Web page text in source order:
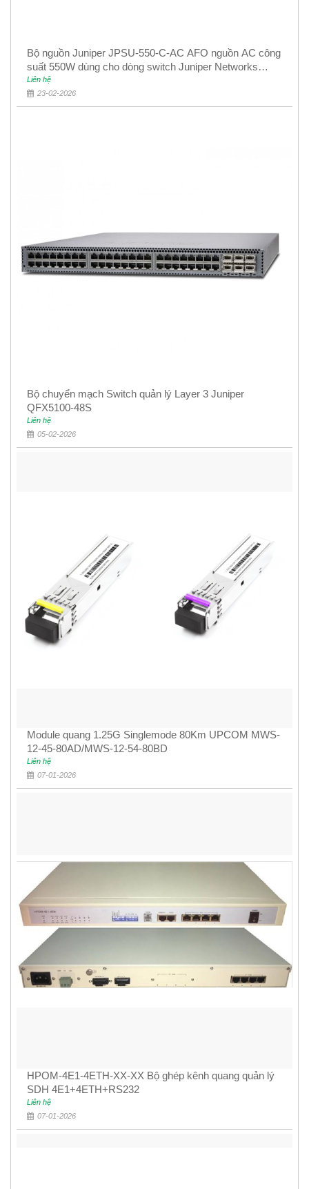
Bộ nguồn Juniper JPSU-550-C-AC AFO nguồn AC công
suất 550W dùng cho dòng switch Juniper Networks
EX4400
Liên hệ
23-02-2026
Bộ chuyển mạch Switch quản lý Layer 3 Juniper
QFX5100-48S
Liên hệ
05-02-2026
Module quang 1.25G Singlemode 80Km UPCOM MWS-
12-45-80AD/MWS-12-54-80BD
Liên hệ
07-01-2026
HPOM-4E1-4ETH-XX-XX Bộ ghép kênh quang quản lý
SDH 4E1+4ETH+RS232
Liên hệ
07-01-2026